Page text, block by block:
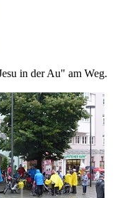
in der Au" am Weg.